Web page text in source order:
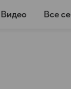
Видео Все